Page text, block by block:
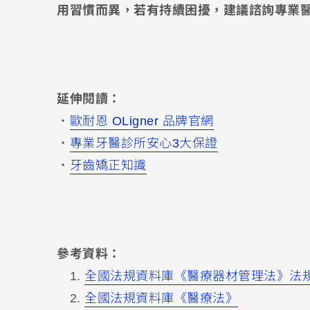
用習慣而異，若有持續困擾，建議諮詢專業
延伸閱讀：
・ 歐耐恩 OLigner 品牌官網
・ 專業牙醫診所安心3大保證
・ 牙齒矯正知識
參考資料：
全國法規資料庫《醫療器材管理法》法
全國法規資料庫《醫療法》